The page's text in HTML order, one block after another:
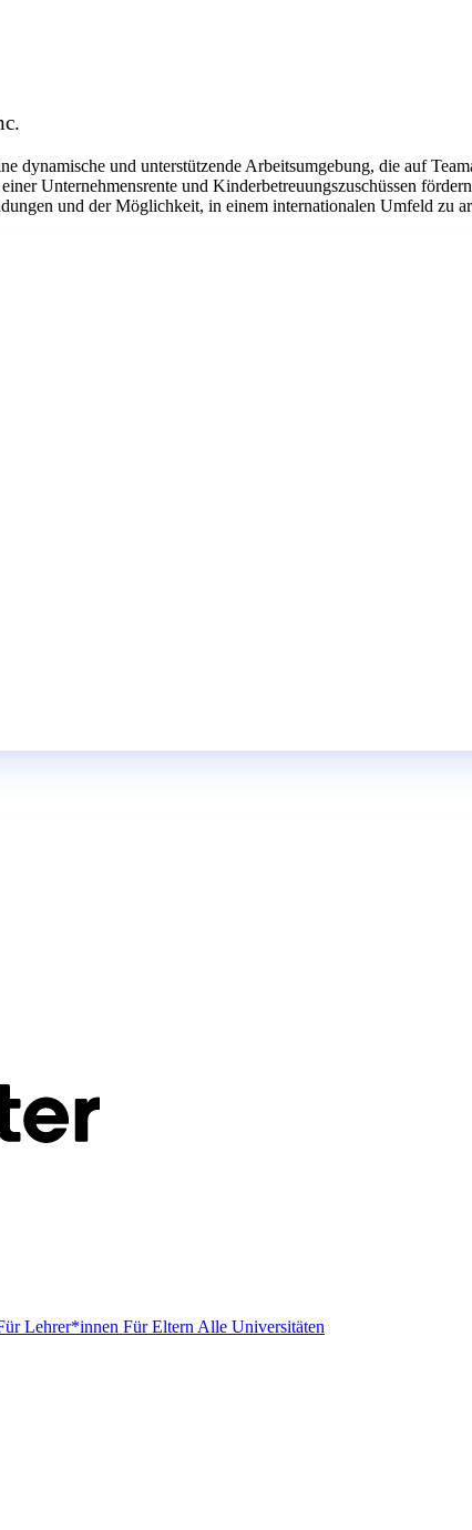
und unterstützende Arbeitsumgebung, die auf
Unternehmensrente und Kinderbetreuungszuschüssen
und der Möglichkeit, in einem internationalen Umfeld zu
Lehrer*innen Für ElternAlle Universitäten